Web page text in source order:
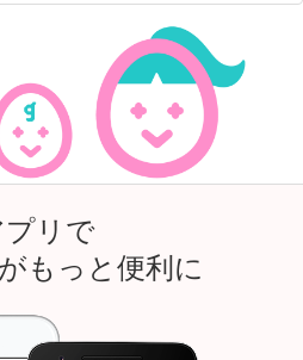
プリで
がもっと便利に